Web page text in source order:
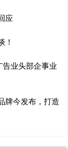
应
！
业头部企事业
牌今发布，打造